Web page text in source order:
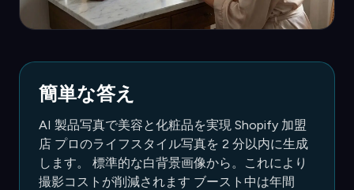
簡単な答え
AI 製品写真で美容と化粧品を実現 Shopify 加盟
店 プロのライフスタイル写真を 2 分以内に生成
します。 標準的な白背景画像から。これにより
撮影コストが削減されます ブースト中は年間